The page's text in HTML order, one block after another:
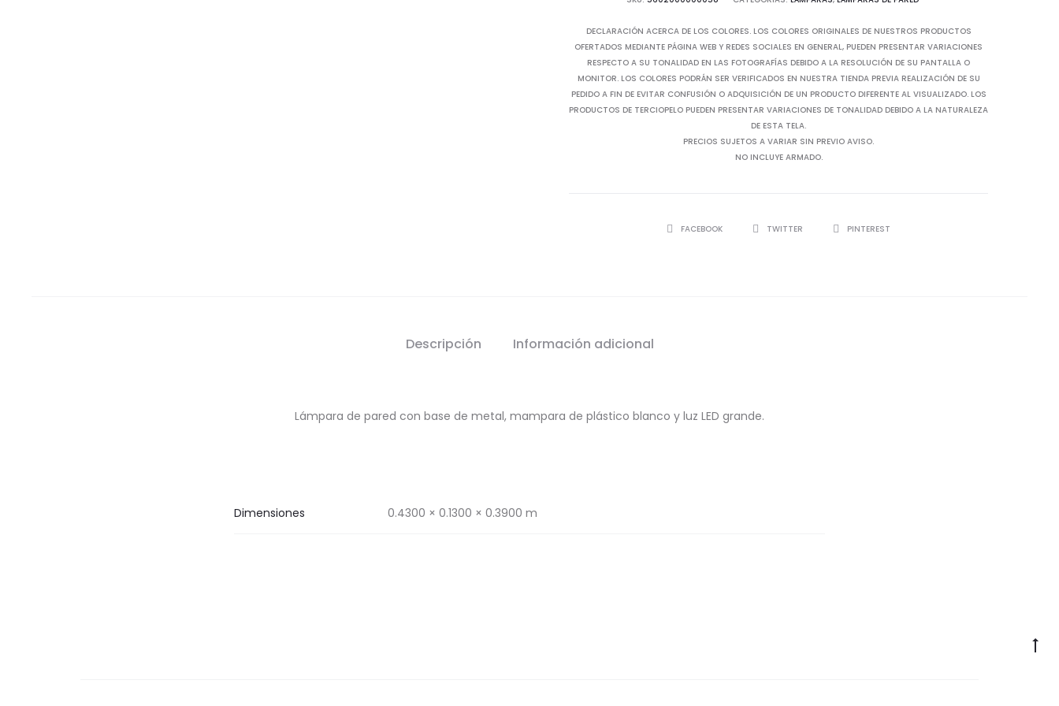
DECLARACIÓN ACERCA DE LOS COLORES. LOS COLORES ORIGINALES DE NUESTROS PRODUCTOS
OFERTADOS MEDIANTE PÁGINA WEB Y REDES SOCIALES EN GENERAL, PUEDEN PRESENTAR VARIACIONES
RESPECTO A SU TONALIDAD EN LAS FOTOGRAFÍAS DEBIDO A LA RESOLUCIÓN DE SU PANTALLA O
MONITOR. LOS COLORES PODRÁN SER VERIFICADOS EN NUESTRA TIENDA PREVIA REALIZACIÓN DE SU
PEDIDO A FIN DE EVITAR CONFUSIÓN O ADQUISICIÓN DE UN PRODUCTO DIFERENTE AL VISUALIZADO. LOS
PRODUCTOS DE TERCIOPELO PUEDEN PRESENTAR VARIACIONES DE TONALIDAD DEBIDO A LA NATURALEZA
DE ESTA TELA.
PRECIOS SUJETOS A VARIAR SIN PREVIO AVISO.
NO INCLUYE ARMADO.
SHAREFACEBOOK TWITTER PINTEREST
Descripción Información adicional
Lámpara de pared con base de metal, mampara de plástico blanco y luz LED grande.
Dimensiones 0.4300 × 0.1300 × 0.3900 m